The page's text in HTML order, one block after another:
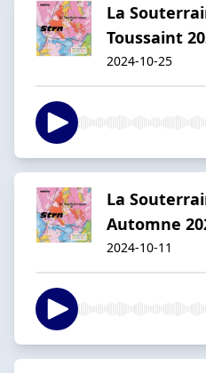
La
Toussaint
2024-10-25
La
Automne
2024-10-11